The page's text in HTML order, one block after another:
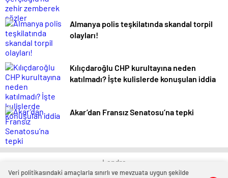
Almanya polis teşkilatında skandal torpil
olayları!
Kılıçdaroğlu CHP kurultayına neden
katılmadı? İşte kulislerde konuşulan iddia
Akar’dan Fransız Senatosu’na tepki
Landra
Veri politikasındaki amaçlarla sınırlı ve mevzuata uygun şekilde